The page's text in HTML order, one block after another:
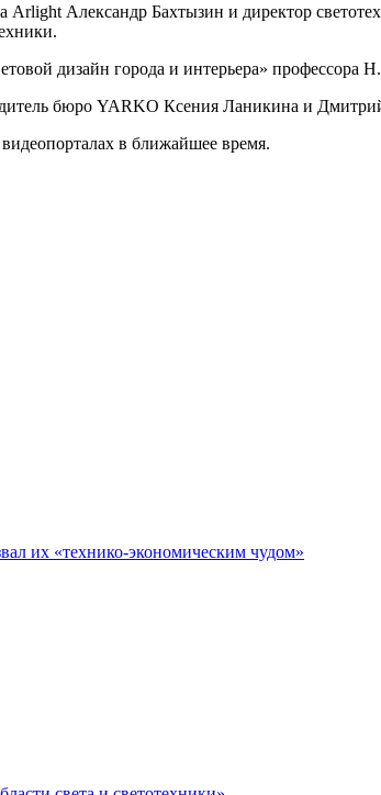
Александр Бахтызин и директор
дизайн города и интерьера» профессора
бюро YARKO Ксения Ланикина и
в ближайшее время.
их «технико-экономическим чудом»